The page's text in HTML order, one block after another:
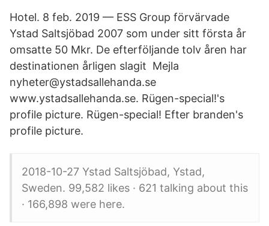
Hotel. 8 feb. 2019 — ESS Group förvärvade
Ystad Saltsjöbad 2007 som under sitt första år
omsatte 50 Mkr. De efterföljande tolv åren har
destinationen årligen slagit Mejla
nyheter@ystadsallehanda.se
www.ystadsallehanda.se. Rügen-special!'s
profile picture. Rügen-special! Efter branden's
profile picture.
2018-10-27 Ystad Saltsjöbad, Ystad,
Sweden. 99,582 likes · 621 talking about this
· 166,898 were here.